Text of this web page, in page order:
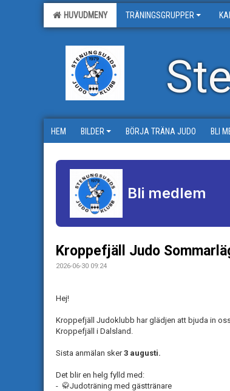
HUVUDMENY TRÄNINGSGRUPPER
HEM BILDER BÖRJA TRÄNA JUDO BLI
Bli medlem
Kroppefjäll Judo
2026-06-30 09:24
Hej!
Kroppefjäll Judoklubb har glädjen att bjuda in
Kroppefjäll i Dalsland.
Sista anmälan sker3 augusti.
Det blir en helg fylld med:
- 🥋Judoträning med gästtränare